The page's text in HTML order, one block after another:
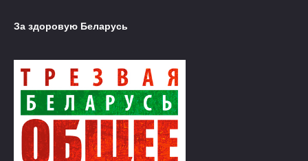
За здоровую Беларусь